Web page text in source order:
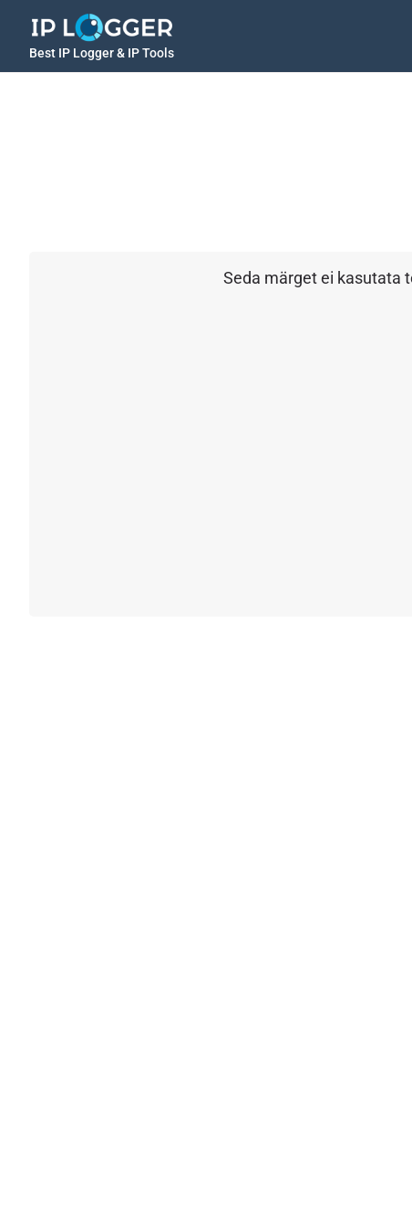
Best IP Logger & IP Tools